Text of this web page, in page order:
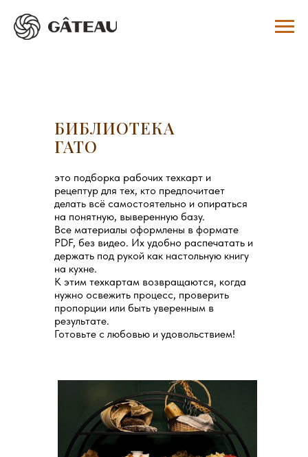
БИБЛИОТЕКА
ГАТО
это подборка рабочих техкарт и
рецептур для тех, кто предпочитает
делать всё самостоятельно и опираться
на понятную, выверенную базу.
Все материалы оформлены в формате
PDF, без видео. Их удобно распечатать и
держать под рукой как настольную книгу
на кухне.
К этим техкартам возвращаются, когда
нужно освежить процесс, проверить
пропорции или быть уверенным в
результате.
Готовьте с любовью и удовольствием!